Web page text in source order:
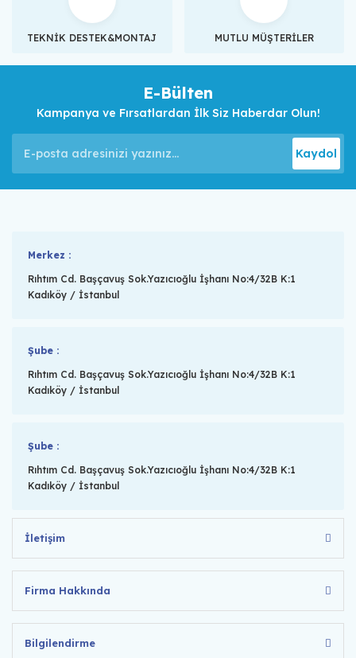
TEKNİK DESTEK&MONTAJ MUTLU MÜŞTERİLER
E-Bülten
Kampanya ve Fırsatlardan İlk Siz Haberdar Olun!
Kaydol
Merkez :
Rıhtım Cd. Başçavuş Sok.Yazıcıoğlu İşhanı No:4/32B K:1
Kadıköy / İstanbul
Şube :
Rıhtım Cd. Başçavuş Sok.Yazıcıoğlu İşhanı No:4/32B K:1
Kadıköy / İstanbul
Şube :
Rıhtım Cd. Başçavuş Sok.Yazıcıoğlu İşhanı No:4/32B K:1
Kadıköy / İstanbul
İletişim
Firma Hakkında
Bilgilendirme